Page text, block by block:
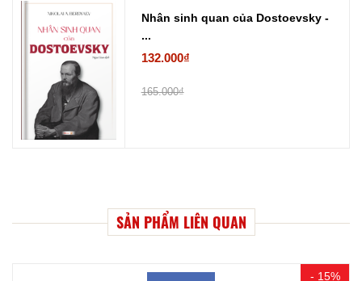
Nhân sinh quan của Dostoevsky -
...
132.000₫
165.000₫
SẢN PHẨM LIÊN QUAN
- 15%